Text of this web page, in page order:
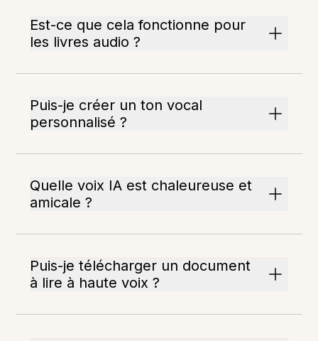
Est-ce que cela fonctionne pour
les livres audio ?
Puis-je créer un ton vocal
personnalisé ?
Quelle voix IA est chaleureuse et
amicale ?
Puis-je télécharger un document
à lire à haute voix ?